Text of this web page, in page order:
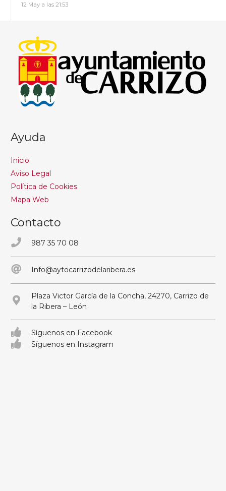
12 May a las 21:53
Ayuda
Inicio
Aviso Legal
Política de Cookies
Mapa Web
Contacto
987 35 70 08
Info@aytocarrizodelaribera.es
Plaza Victor García de la Concha, 24270, Carrizo de
la Ribera – León
Síguenos en Facebook
Síguenos en Instagram